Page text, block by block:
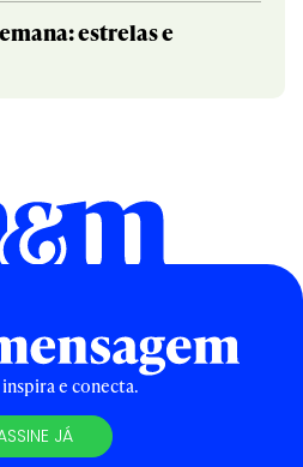
estrelas e
e conecta.
JÁ